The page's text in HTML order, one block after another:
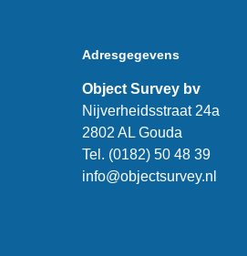
Adresgegevens
Object Survey bv
Nijverheidsstraat 24a
2802 AL Gouda
Tel. (0182) 50 48 39
info@objectsurvey.nl